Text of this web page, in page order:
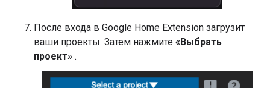
После входа в Google Home Extension загрузит
ваши проекты. Затем нажмите «Выбрать
проект» .